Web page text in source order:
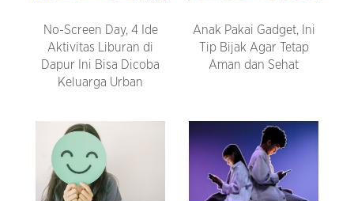
No-Screen Day, 4 Ide
Aktivitas Liburan di
Dapur Ini Bisa Dicoba
Keluarga Urban
Anak Pakai Gadget, Ini
Tip Bijak Agar Tetap
Aman dan Sehat